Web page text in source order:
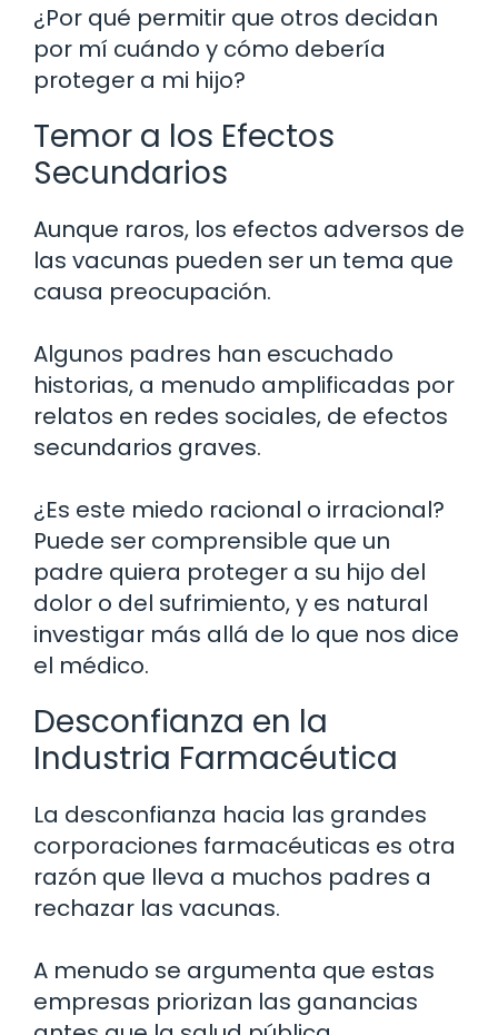
¿Por qué permitir que otros decidan
por mí cuándo y cómo debería
proteger a mi hijo?
Temor a los Efectos
Secundarios
Aunque raros, los efectos adversos de
las vacunas pueden ser un tema que
causa preocupación.
Algunos padres han escuchado
historias, a menudo amplificadas por
relatos en redes sociales, de efectos
secundarios graves.
¿Es este miedo racional o irracional?
Puede ser comprensible que un
padre quiera proteger a su hijo del
dolor o del sufrimiento, y es natural
investigar más allá de lo que nos dice
el médico.
Desconfianza en la
Industria Farmacéutica
La desconfianza hacia las grandes
corporaciones farmacéuticas es otra
razón que lleva a muchos padres a
rechazar las vacunas.
A menudo se argumenta que estas
empresas priorizan las ganancias